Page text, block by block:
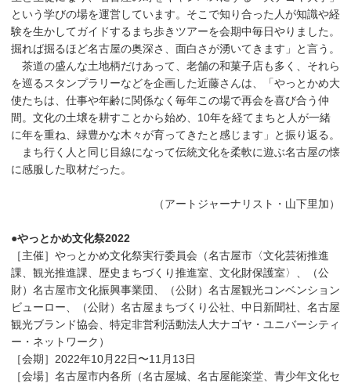
という学びの場を運営しています。そこで知り合った人が知識や経
験を生かしてガイドするまち歩きツアーを会期中毎日やりました。
掘れば掘るほど名古屋の奥深さ、面白さが湧いてきます」と言う。
茶道の盛んな土地柄だけあって、老舗の和菓子店も多く、それら
を巡るスタンプラリーなどを企画した近藤さんは、「やっとかめ大
使たちは、仕事や年齢に関係なく毎年この場で再会を喜び合う仲
間。文化の土壌を耕すことから始め、10年を経てまちと人が一緒
に年を重ね、緑豊かな木々が育ってきたと感じます」と振り返る。
まち行く人と同じ目線になって伝統文化を柔軟に遊ぶ名古屋の懐
に感服した取材だった。
（アートジャーナリスト・山下里加）
●やっとかめ文化祭2022
［主催］やっとかめ文化祭実行委員会（名古屋市〈文化芸術推進
課、観光推進課、歴史まちづくり推進室、文化財保護室〉、（公
財）名古屋市文化振興事業団、（公財）名古屋観光コンベンション
ビューロー、（公財）名古屋まちづくり公社、中日新聞社、名古屋
観光ブランド協会、特定非営利活動法人大ナゴヤ・ユニバーシティ
ー・ネットワーク）
［会期］2022年10月22日〜11月13日
［会場］名古屋市内各所（名古屋城、名古屋能楽堂、青少年文化セ